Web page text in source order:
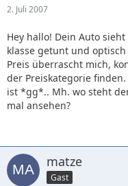
2. Juli 2007
Hey hallo! Dein Auto
klasse getunt und
Preis überrascht mich,
der Preiskategorie
ist *gg*.. Mh. wo steht
mal ansehen?
matze
Gast